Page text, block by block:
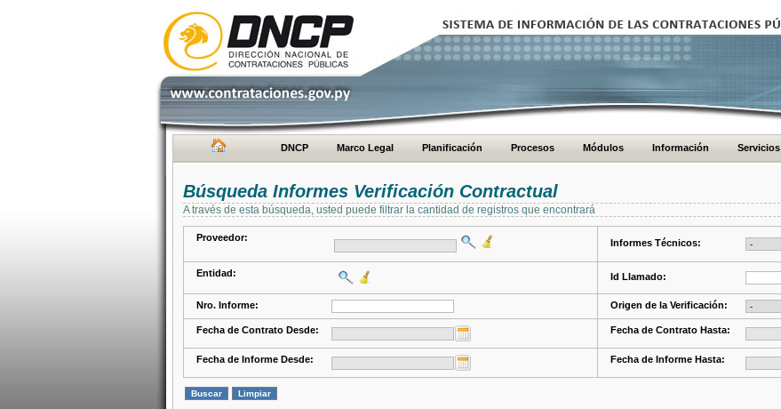
DNCP Marco Legal Planificación Procesos Módulos Información Servicios
Búsqueda Informes Verificación Contractual
A través de esta búsqueda, usted puede filtrar la cantidad de registros que encontrará
Proveedor: Informes Técnicos:
Entidad: Id Llamado:
Nro. Informe: Origen de la Verificación:
Fecha de Contrato Desde: Fecha de Contrato Hasta:
Fecha de Informe Desde: Fecha de Informe Hasta: